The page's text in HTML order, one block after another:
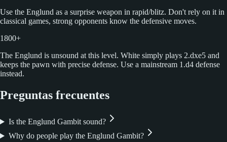
Use the Englund as a surprise weapon in rapid/blitz. Don't rely on it in
classical games, strong opponents know the defensive moves.
1800+
The Englund is unsound at this level. White simply plays 2.dxe5 and
keeps the pawn with precise defense. Use a mainstream 1.d4 defense
instead.
Preguntas frecuentes
Is the Englund Gambit sound?
Why do people play the Englund Gambit?